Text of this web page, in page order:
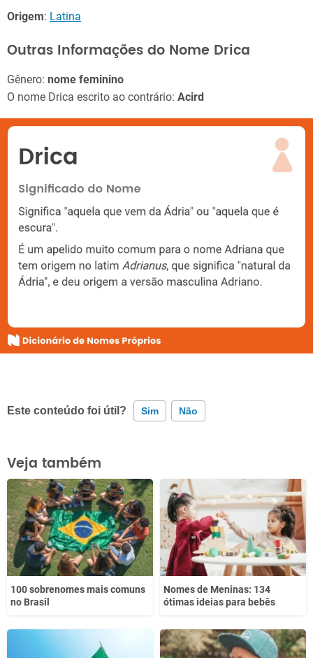
Origem: Latina
Outras Informações do Nome Drica
Gênero: nome feminino
O nome Drica escrito ao contrário: Acird
Este conteúdo foi útil? Sim Não
Este conteúdo contém informação incorreta
Este conteúdo não tem a informação que procuro
Outro
Veja também
100 sobrenomes mais comuns
no Brasil
Nomes de Meninas: 134
ótimas ideias para bebês